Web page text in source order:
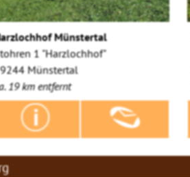
Münstertal
1 "Harzlochhof"
Münstertal
19 km entfernt